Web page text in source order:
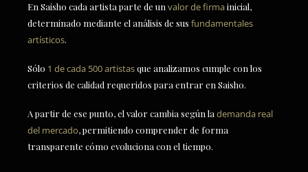
En Saisho cada artista parte de un valor de firmainicial,
determinado mediante el análisis de sus fundamentales
artísticos.
Sólo 1 de cada 500 artistasque analizamos cumple con los
criterios de calidad requeridos para entrar en Saisho.
A partir de ese punto, el valor cambia según la demanda real
del mercado, permitiendo comprender de forma
transparente cómo evoluciona con el tiempo.